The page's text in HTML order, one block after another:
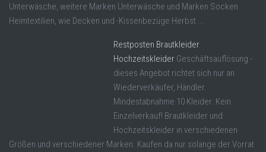
Unterwäsche, weitere Marken Unterwäsche und Marken Socken
Heimtextilien, wie Decken und -Kissenbezüge Herbst ...
Restposten Brautkleider
Hochzeitskleider Geschäftsauflösung -
dieses Angebot richtet sich nur an
Wiederverkäufer, Händler.
Mindestabnahme 10 Kleider. Kein
Einzelverkauf! Brautkleider und
Hochzeitskleider in verschiedenen
Größen und verschiedener Marken. Kaufen da nur solange der Vorrat